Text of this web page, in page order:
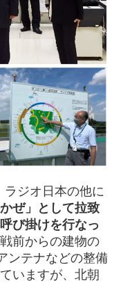
ラジオ日本の他に
ぜ」として拉致
び掛けを行なっ
前からの建物の
ンテナなどの整備
いますが、北朝